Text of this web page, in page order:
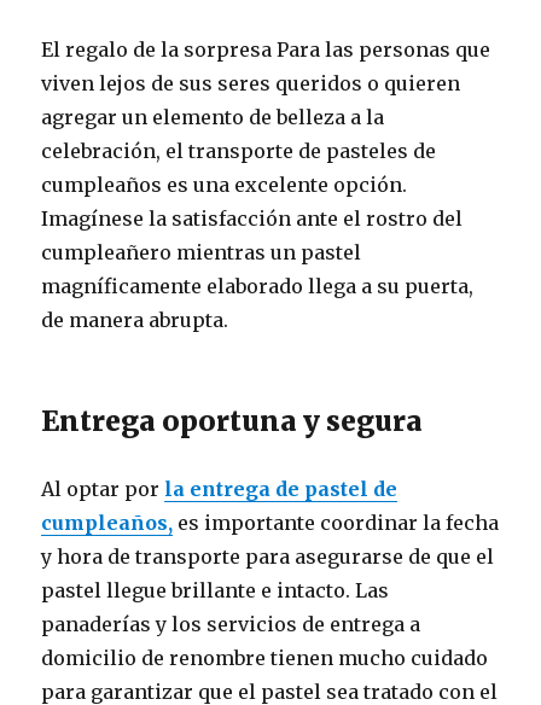
El regalo de la sorpresa Para las personas que
viven lejos de sus seres queridos o quieren
agregar un elemento de belleza a la
celebración, el transporte de pasteles de
cumpleaños es una excelente opción.
Imagínese la satisfacción ante el rostro del
cumpleañero mientras un pastel
magníficamente elaborado llega a su puerta,
de manera abrupta.
Entrega oportuna y segura
Al optar por la entrega de pastel de
cumpleaños, es importante coordinar la fecha
y hora de transporte para asegurarse de que el
pastel llegue brillante e intacto. Las
panaderías y los servicios de entrega a
domicilio de renombre tienen mucho cuidado
para garantizar que el pastel sea tratado con el